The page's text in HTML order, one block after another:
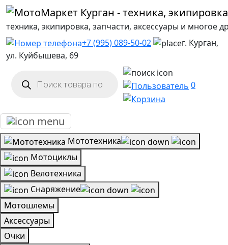
техника, экипировка, запчасти, аксессуары и многое
+7 (995) 089-50-02
г. Курган,
ул. Куйбышева, 69
товаров 0
Мототехника
Мотоциклы
Велотехника
Снаряжение
Мотошлемы
Аксессуары
Очки